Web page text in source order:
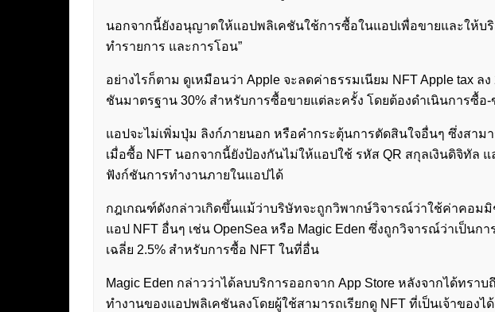
นอกจากนี้ยังอนุญาตให้แอปพลิเคชันใช้การซื้อในแอปเพื่อขายและให้บริ
ทำรายการ และการโอน”
อย่างไรก็ตาม ดูเหมือนว่า Apple จะลดค่าธรรมเนียม NFT Apple tax
ชันมาตรฐาน 30% สำหรับการซื้อขายแต่ละครั้ง โดยต้องดำเนินการซื้อ
แอปจะไม่เพิ่มปุ่ม ลิงก์ภายนอก หรือคำกระตุ้นการตัดสินใจอื่นๆ ซึ่งสาม
เมื่อซื้อ NFT นอกจากนี้ยังป้องกันไม่ให้แอปใช้ รหัส QR สกุลเงินดิจิทัล
ฟังก์ชันการทำงานภายในแอปได้
กฎเกณฑ์ดังกล่าวเกิดขึ้นแม้ว่าบริษัทจะถูกวิพากษ์วิจารณ์ว่าใช้ค่าคอมมิ
แอป NFT อื่นๆ เช่น OpenSea หรือ Magic Eden ซึ่งถูกวิจารณ์ว่าเป็น
เฉลี่ย 2.5% สำหรับการซื้อ NFT ในที่อื่น
Magic Eden กล่าวว่าได้ลบบริการออกจาก App Store หลังจากได้ทรา
ทำงานของแอปพลิเคชันลงโดยผู้ใช้สามารถเรียกดู NFT ที่เป็นเจ้าของไ